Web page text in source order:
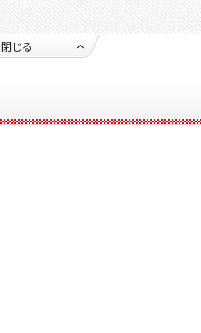
閉じる